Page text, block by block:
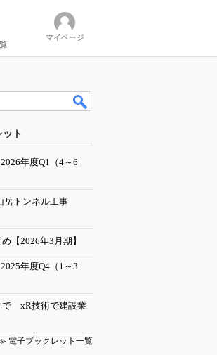
マイページ
ト
年度Q1（4～6
岳トンネル工事
【2026年3月期】
年度Q4（1～3
で xR技術で建設業
電子ブックレット一覧